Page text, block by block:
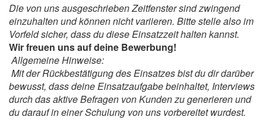
Die von uns ausgeschrieben Zeitfenster sind zwingend
einzuhalten und können nicht variieren. Bitte stelle also im
Vorfeld sicher, dass du diese Einsatzzeit halten kannst.
Wir freuen uns auf deine Bewerbung!
Allgemeine Hinweise:
Mit der Rückbestätigung des Einsatzes bist du dir darüber
bewusst, dass deine Einsatzaufgabe beinhaltet, Interviews
durch das aktive Befragen von Kunden zu generieren und
du darauf in einer Schulung von uns vorbereitet wurdest.